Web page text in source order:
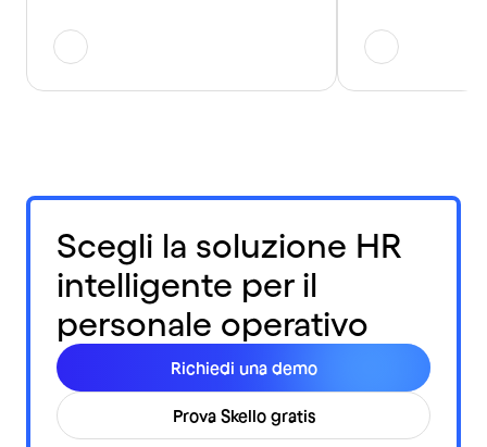
Scegli la soluzione HR
intelligente per il
personale operativo
Richiedi una demo
Prova Skello gratis